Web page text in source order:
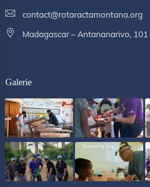
contact@rotaractamontana.org
Madagascar – Antananarivo, 101
Galerie